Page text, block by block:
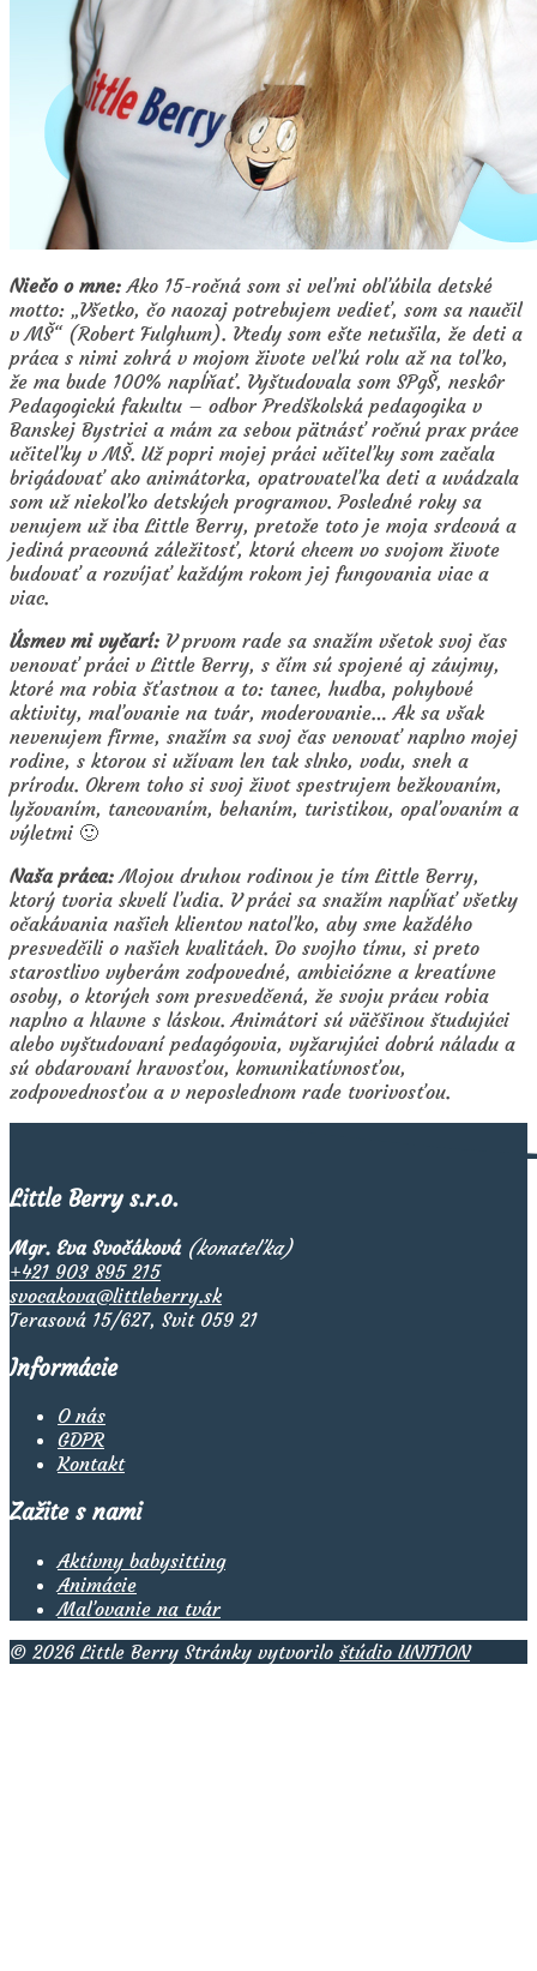
Niečo o mne: Ako 15-ročná som si veľmi obľúbila detské
motto: „Všetko, čo naozaj potrebujem vedieť, som sa naučil
v MŠ“ (Robert Fulghum). Vtedy som ešte netušila, že deti a
práca s nimi zohrá v mojom živote veľkú rolu až na toľko,
že ma bude 100% napĺňať. Vyštudovala som SPgŠ, neskôr
Pedagogickú fakultu – odbor Predškolská pedagogika v
Banskej Bystrici a mám za sebou pätnásť ročnú prax práce
učiteľky v MŠ. Už popri mojej práci učiteľky som začala
brigádovať ako animátorka, opatrovateľka deti a uvádzala
som už niekoľko detských programov. Posledné roky sa
venujem už iba Little Berry, pretože toto je moja srdcová a
jediná pracovná záležitosť, ktorú chcem vo svojom živote
budovať a rozvíjať každým rokom jej fungovania viac a
viac.
Úsmev mi vyčarí: V prvom rade sa snažím všetok svoj čas
venovať práci v Little Berry, s čím sú spojené aj záujmy,
ktoré ma robia šťastnou a to: tanec, hudba, pohybové
aktivity, maľovanie na tvár, moderovanie… Ak sa však
nevenujem firme, snažím sa svoj čas venovať naplno mojej
rodine, s ktorou si užívam len tak slnko, vodu, sneh a
prírodu. Okrem toho si svoj život spestrujem bežkovaním,
lyžovaním, tancovaním, behaním, turistikou, opaľovaním a
výletmi 🙂
Naša práca: Mojou druhou rodinou je tím Little Berry,
ktorý tvoria skvelí ľudia. V práci sa snažím napĺňať všetky
očakávania našich klientov natoľko, aby sme každého
presvedčili o našich kvalitách. Do svojho tímu, si preto
starostlivo vyberám zodpovedné, ambiciózne a kreatívne
osoby, o ktorých som presvedčená, že svoju prácu robia
naplno a hlavne s láskou. Animátori sú väčšinou študujúci
alebo vyštudovaní pedagógovia, vyžarujúci dobrú náladu a
sú obdarovaní hravosťou, komunikatívnosťou,
zodpovednosťou a v neposlednom rade tvorivosťou.
Little Berry s.r.o.
Mgr. Eva Svočáková (konateľka)
+421 903 895 215
svocakova@littleberry.sk
Terasová 15/627, Svit 059 21
Informácie
O nás
GDPR
Kontakt
Zažite s nami
Aktívny babysitting
Animácie
Maľovanie na tvár
© 2026 Little Berry Stránky vytvorilo štúdio UNITION